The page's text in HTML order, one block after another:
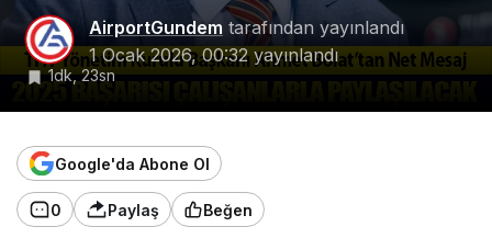
AirportGundem tarafından yayınlandı
1 Ocak 2026, 00:32yayınlandı
1dk, 23sn
Google'da Abone Ol
0 Paylaş Beğen